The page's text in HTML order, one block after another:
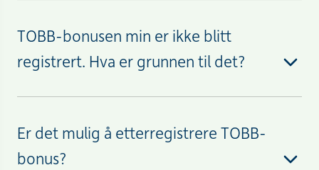
TOBB-bonusen min er ikke blitt
registrert. Hva er grunnen til det?
Er det mulig å etterregistrere TOBB-
bonus?